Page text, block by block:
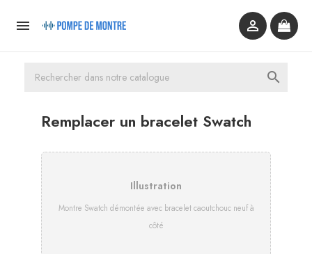
 

Remplacer un bracelet Swatch
Illustration
Montre Swatch démontée avec bracelet caoutchouc neuf à
côté